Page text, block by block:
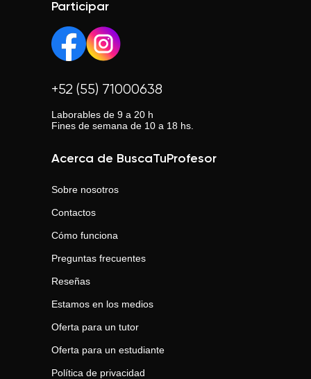
Participar
+52 (55) 71000638
Laborables de 9 a 20 h
Fines de semana de 10 a 18 hs.
Acerca de BuscaTuProfesor
Sobre nosotros
Contactos
Cómo funciona
Preguntas frecuentes
Reseñas
Estamos en los medios
Oferta para un tutor
Oferta para un estudiante
Política de privacidad